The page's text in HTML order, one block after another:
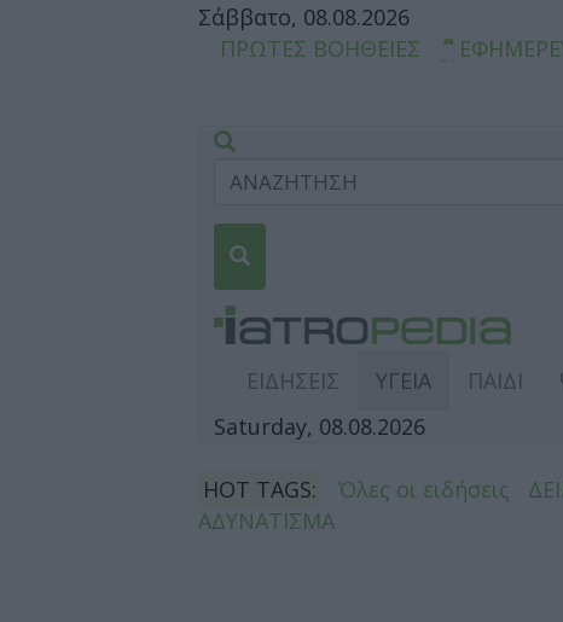
Σάββατο, 08.08.2026
ΠΡΩΤΕΣ ΒΟΗΘΕΙΕΣ
ΕΙΔΗΣΕΙΣ ΥΓΕΙΑ ΠΑΙΔΙ
Saturday, 08.08.2026
HOT TAGS: Όλες οι ειδήσεις
ΑΔΥΝΑΤΙΣΜΑ